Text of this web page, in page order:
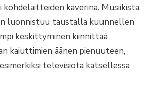
kohdelaitteiden kaverina. Musiikista
luonnistuu taustalla kuunnellen
keskittyminen kiinnittää
kaiuttimien äänen pienuuteen,
televisiota katsellessa